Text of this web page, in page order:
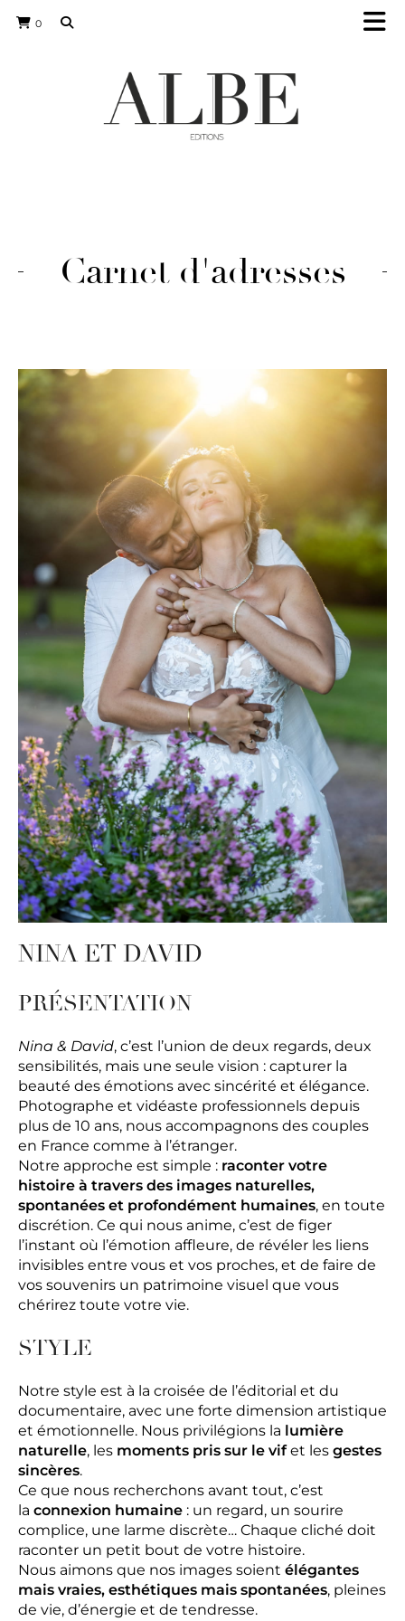
0
Carnet d'adresses
NINA ET DAVID
PRÉSENTATION
Nina & David, c’est l’union de deux regards, deux
sensibilités, mais une seule vision : capturer la
beauté des émotions avec sincérité et élégance.
Photographe et vidéaste professionnels depuis
plus de 10 ans, nous accompagnons des couples
en France comme à l’étranger.
Notre approche est simple : raconter votre
histoire à travers des images naturelles,
spontanées et profondément humaines, en toute
discrétion. Ce qui nous anime, c’est de figer
l’instant où l’émotion affleure, de révéler les liens
invisibles entre vous et vos proches, et de faire de
vos souvenirs un patrimoine visuel que vous
chérirez toute votre vie.
STYLE
Notre style est à la croisée de l’éditorial et du
documentaire, avec une forte dimension artistique
et émotionnelle. Nous privilégions la lumière
naturelle, les moments pris sur le vifet les gestes
sincères.
Ce que nous recherchons avant tout, c’est
la connexion humaine : un regard, un sourire
complice, une larme discrète… Chaque cliché doit
raconter un petit bout de votre histoire.
Nous aimons que nos images soient élégantes
mais vraies, esthétiques mais spontanées, pleines
de vie, d’énergie et de tendresse.